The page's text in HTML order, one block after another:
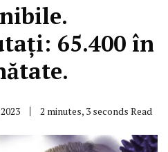
65.400 în
2 minutes, 3 seconds Read